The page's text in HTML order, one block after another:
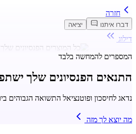
חזרה
דברו איתנו יציאה
דילוג
המספרים להמחשה בלבד
התנאים הפנסיונים שלך
נדאג לחיסכון ופוטנציאל התשואה הגבוהים
מה יוצא לך מזה